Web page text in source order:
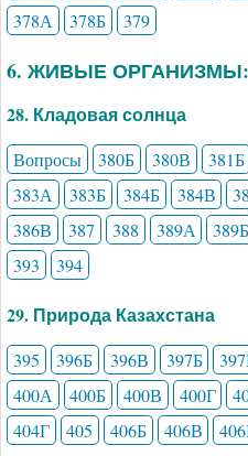
378А
378Б 379
6. ЖИВЫЕ
28. Кладовая солнца
Вопросы 380Б 380В 381Б
383А
383Б 384Б 384В
386В
387 388 389А 389Б
393
394
29. Природа Казахстана
395 396Б 396В 397Б
400А
400Б 400В 400Г
404Г
405 406Б 406В